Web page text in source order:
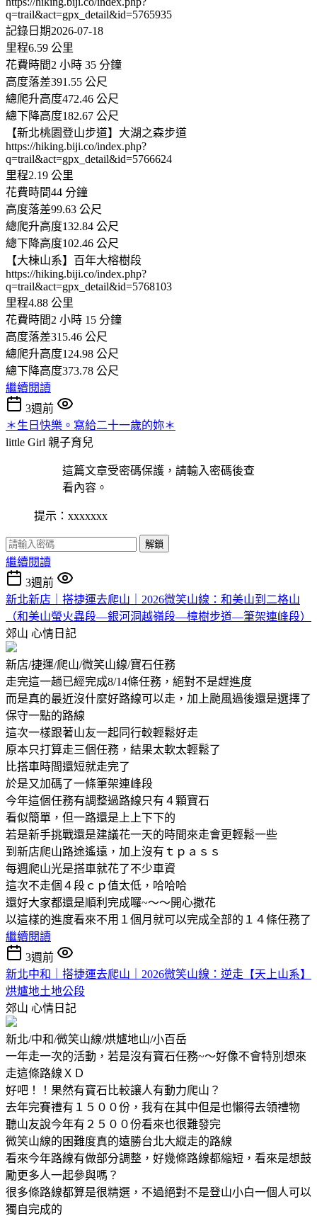
q=trail&act=gpx_detail&id=5765935
記錄日期2026-07-18
里程6.59 公里
花費時間2 小時 35 分鐘
高度落差391.55 公尺
總爬升高度472.46 公尺
總下降高度182.67 公尺
【新北桃園登山步道】大湖之森步道
https://hiking.biji.co/index.php?
q=trail&act=gpx_detail&id=5766624
里程2.19 公里
花費時間44 分鐘
高度落差99.63 公尺
總爬升高度132.84 公尺
總下降高度102.46 公尺
【大棟山系】百年大榕樹段
https://hiking.biji.co/index.php?
q=trail&act=gpx_detail&id=5768103
里程4.88 公里
花費時間2 小時 15 分鐘
高度落差315.46 公尺
總爬升高度124.98 公尺
總下降高度373.78 公尺
繼續閱讀
3週前
＊生日快樂。寫給二十一歲的妳＊
little Girl 親子育兒
這篇文章受密碼保護，請輸入密碼後查
看內容。
提示：xxxxxxx
解鎖
繼續閱讀
3週前
新北新店｜搭捷運去爬山｜2026微笑山線：和美山到二格山
（和美山螢火蟲段—銀河洞越嶺段—樟樹步道—筆架連峰段）
郊山 心情日記
新店/捷運/爬山/微笑山線/寶石任務
走完這一趟已經完成8/14條任務，絕對不是趕進度
而是真的最近沒什麼好路線可以走，加上颱風過後還是選擇了
保守一點的路線
這次一樣跟著山友一起同行較輕鬆好走
原本只打算走三個任務，結果太軟太輕鬆了
比搭車時間還短就走完了
於是又加碼了一條筆架連峰段
今年這個任務有調整過路線只有４顆寶石
看似簡單，但一路還是上上下下的
若是新手挑戰還是建議花一天的時間來走會更輕鬆一些
到新店爬山路途遙遠，加上沒有ｔｐａｓｓ
每週爬山光是搭車就花了不少車資
這次不走個４段ｃｐ值太低，哈哈哈
還好大家都還是順利完成囉~～～開心撒花
以這樣的進度看來不用１個月就可以完成全部的１４條任務了
繼續閱讀
3週前
新北中和｜搭捷運去爬山｜2026微笑山線：逆走【天上山系】
烘爐地土地公段
郊山 心情日記
新北/中和/微笑山線/烘爐地山/小百岳
一年走一次的活動，若是沒有寶石任務~～好像不會特別想來
走這條路線ＸＤ
好吧！！果然有寶石比較讓人有動力爬山？
去年完賽禮有１５００份，我有在其中但是也懶得去領禮物
聽山友說今年有２５００份看來也很難發完
微笑山線的困難度真的遠勝台北大縱走的路線
看來今年路線有做部分調整，好幾條路線都縮短，看來是想鼓
勵更多人一起參與嗎？
很多條路線都算是很精選，不過絕對不是登山小白一個人可以
獨自完成的